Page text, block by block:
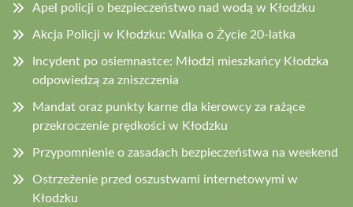
Apel policji o bezpieczeństwo nad wodą w Kłodzku
Akcja Policji w Kłodzku: Walka o Życie 20-latka
Incydent po osiemnastce: Młodzi mieszkańcy Kłodzka
odpowiedzą za zniszczenia
Mandat oraz punkty karne dla kierowcy za rażące
przekroczenie prędkości w Kłodzku
Przypomnienie o zasadach bezpieczeństwa na weekend
Ostrzeżenie przed oszustwami internetowymi w
Kłodzku